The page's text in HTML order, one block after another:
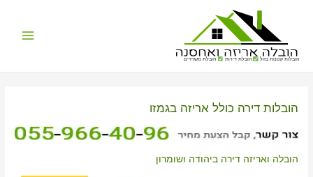
הובלות קטנות בזול הובלת דירות הובלת משרדים
הובלות דירה כולל אריזה בגמזו
הובלה ואריזה דירה ביהודה ושומרון